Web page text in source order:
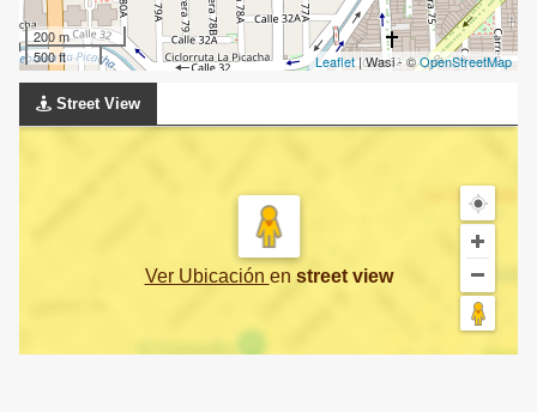
200 m
500 ft
Leaflet| Wasi - ©OpenStreetMap
Street View
Ver Ubicación en street view